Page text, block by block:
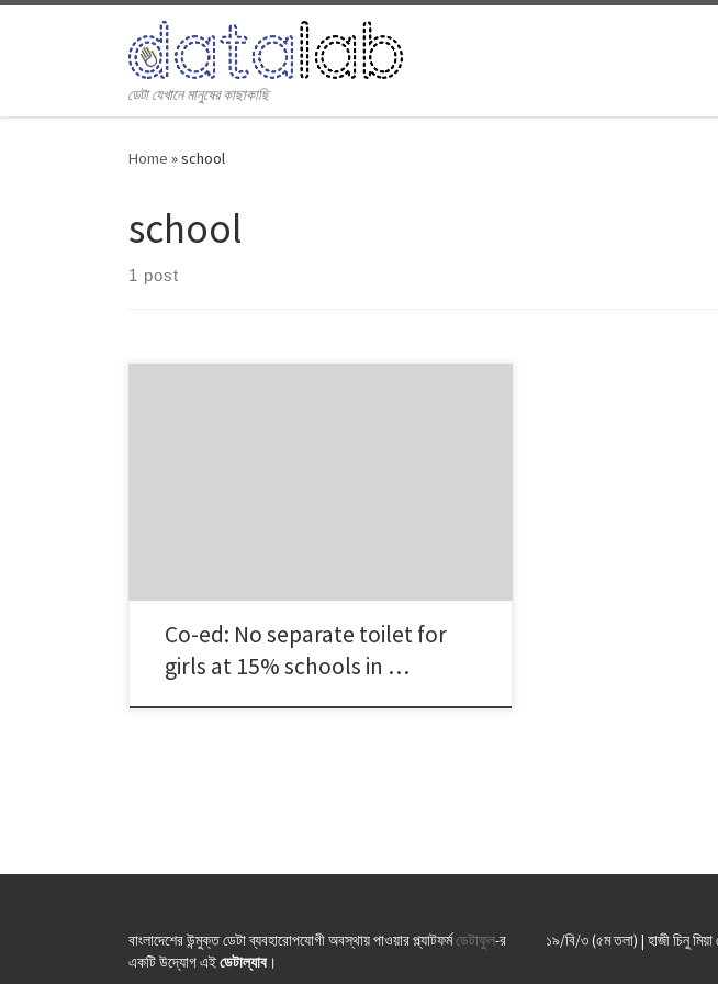
ডেটা যেখানে মানুষের কাছাকাছি
Home »school
school
1 post
Co-ed: No separate toilet for
girls at 15% schools in …
বাংলাদেশের উন্মুক্ত ডেটা ব্যবহারোপযোগী অবস্থায় পাওয়ার প্ল্যাটফর্মডেটাফুল-র
একটি উদ্যোগ এইডেটাল্যাব ।
১৯/বি/৩ (৫ম তলা) | হাজী চিনু